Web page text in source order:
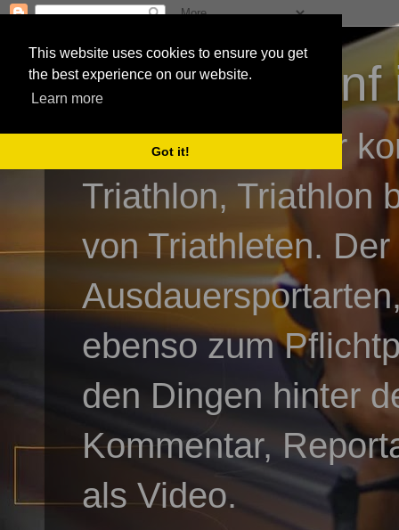
This website uses cookies to ensure you get
the best experience on our website.
Learn more
Got it!
3athlon - #dnf
Kai Baumgartner
Triathlon, Triathlon
von Triathleten.
ebenso zum
den Dingen hinter
Kommentar,
als Video.